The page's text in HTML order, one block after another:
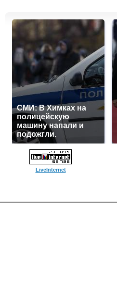
СМИ: В Химках на
полицейскую
машину напали и
подожгли.
LiveInternet